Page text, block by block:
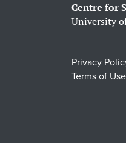
Centre for
University
Privacy
Terms of Use